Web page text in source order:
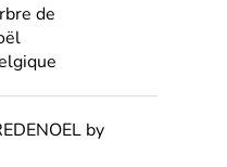
de
by